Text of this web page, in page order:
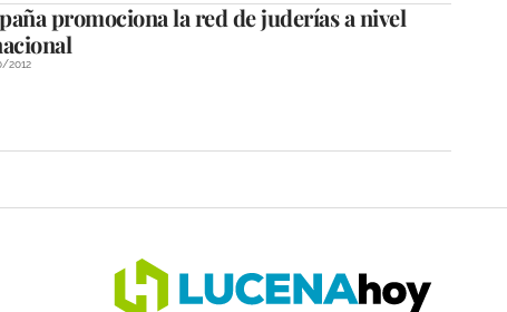
promociona la red de juderías a nivel
2012